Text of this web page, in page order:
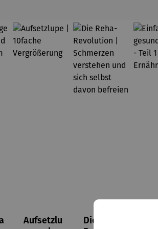
Aufsetzlu
Die Reha-